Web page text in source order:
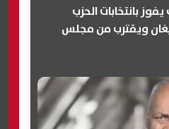
بانتخابات الحزب
ويقترب من مجلس